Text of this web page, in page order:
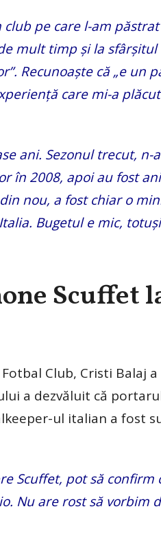
club pe care l-am
mult timp și la
Recunoaște că „e un
care mi-a
ani. Sezonul trecut, n-
în 2008, apoi au fost
nou, a fost chiar o
Bugetul e mic,
Scuffet
Club, Cristi Balaj
a dezvăluit că
ul italian a fost
Scuffet, pot să confirm
Nu are rost să vorbim